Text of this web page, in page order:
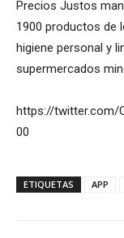
Precios Justos
1900 productos de
higiene personal y
supermercados
https://twitter.com/
00
ETIQUETAS APP